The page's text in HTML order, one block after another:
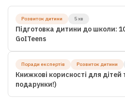
Розвиток дитини 5 хв
Підготовка дитини до школи:
GoITeens
Поради експертів Розвиток дитини
Книжкові корисності для дітей
подарунки!)